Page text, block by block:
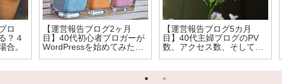
ロ
？４
合。
【運営報告ブログ2ヶ月
目】40代初心者ブロガーが
WordPressを始めてみた。
【運営報告ブログ5カ月
目】40代主婦ブログのPV
数、アクセス数、そして気